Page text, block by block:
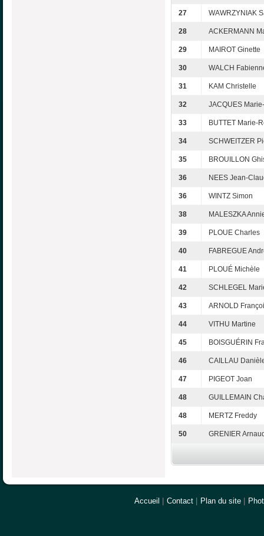
27 WAWRZYNIAK
28 ACKERMANN
29 MAIROT Ginette
30 WALCH
31 KAM Christelle
32 JACQUES
33 BUTTET Marie-
34 SCHWEITZER
35 BROUILLON
36 NEES Jean-
36 WINTZ Simon
38 MALESZKA
39 PLOUE Charles
40 FABREGUE
41 PLOUÉ Michèle
42 SCHLEGEL
43 ARNOLD
44 VITHU Martine
45 BOISGUÉRIN
46 CAILLAU
47 PIGEOT Joan
48 GUILLEMAIN
48 MERTZ Freddy
50 GRENIER
Accueil Contact Plan du site